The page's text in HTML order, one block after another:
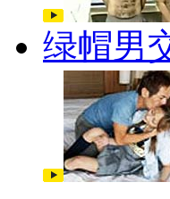
绿帽男